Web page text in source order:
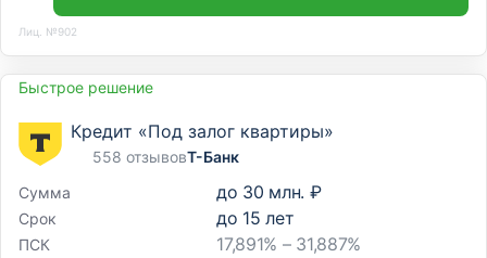
Лиц. №902
Быстрое решение
Кредит «Под залог квартиры»
558 отзывовТ-Банк
Сумма
до 30 млн. ₽
Срок до 15 лет
ПСК 17,891% – 31,887%